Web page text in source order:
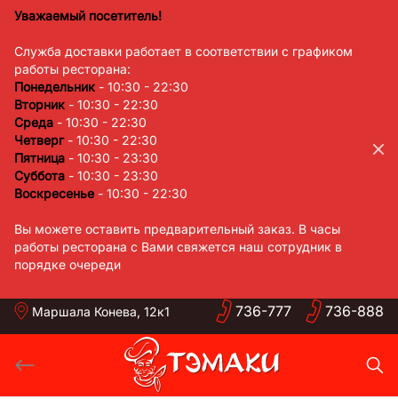
Уважаемый посетитель!
Служба доставки работает в соответствии с графиком
работы ресторана:
Понедельник - 10:30 - 22:30
Вторник - 10:30 - 22:30
Среда - 10:30 - 22:30
Четверг- 10:30 - 22:30
Пятница - 10:30 - 23:30
Суббота - 10:30 - 23:30
Воскресенье - 10:30 - 22:30
Вы можете оставить предварительный заказ. В часы
работы ресторана с Вами свяжется наш сотрудник в
порядке очереди
Skip
content
Маршала Конева, 12к1 736-777 736-888